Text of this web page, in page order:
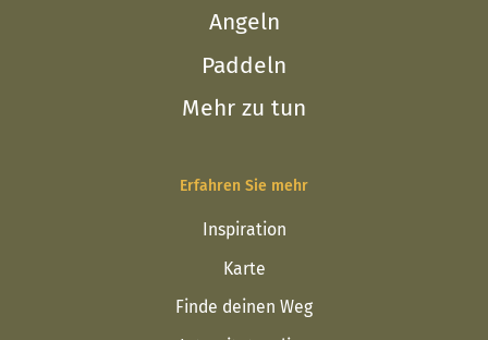
Angeln
Paddeln
Mehr zu tun
Erfahren Sie mehr
Inspiration
Karte
Finde deinen Weg